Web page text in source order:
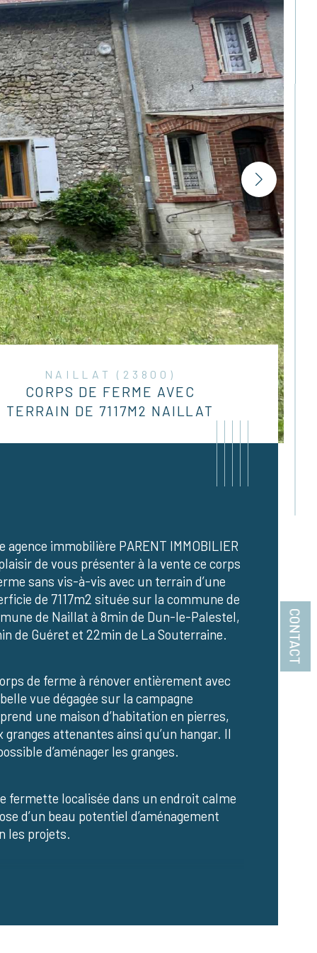
CONTACT
NAILLAT (23800)
CORPS DE FERME AVEC
TERRAIN DE 7117M2 NAILLAT
Valeurs
de pièces
salle de bains
agence immobilière PARENT IMMOBILIER
de vous présenter à la vente ce corps
sans vis-à-vis avec un terrain d’une
de 7117m2 située sur la commune de
de Naillat à 8min de Dun-le-Palestel,
de Guéret et 22min de La Souterraine.
de ferme à rénover entièrement avec
vue dégagée sur la campagne
une maison d’habitation en pierres,
granges attenantes ainsi qu’un hangar. Il
d’aménager les granges.
fermette localisée dans un endroit calme
d’un beau potentiel d’aménagement
les projets.